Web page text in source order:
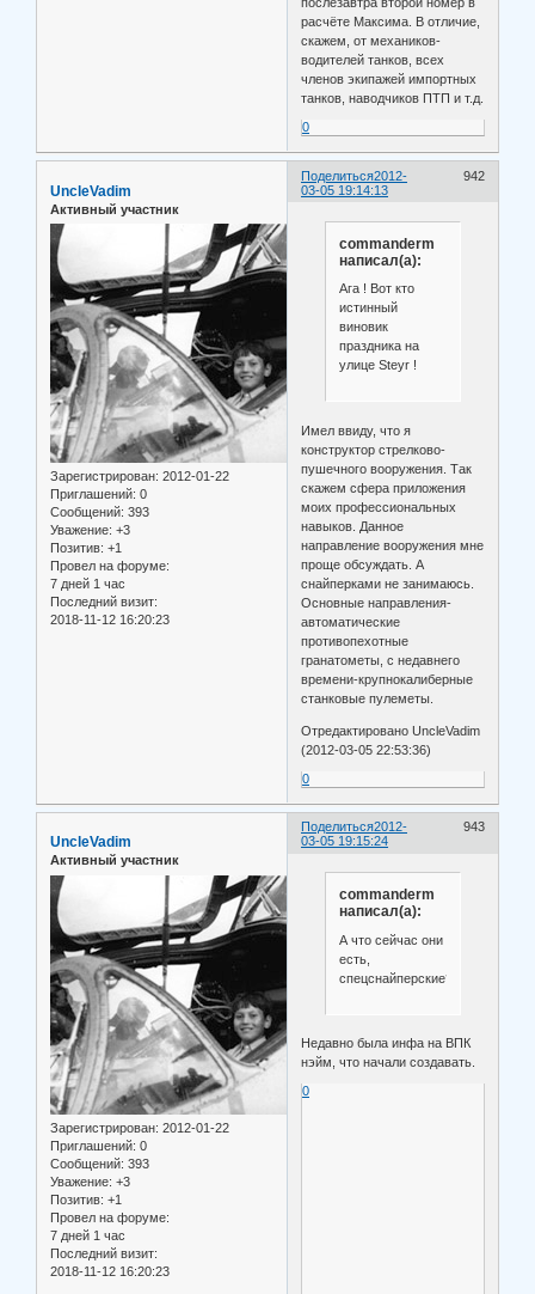
расчёте Максима. В отличие,
скажем, от механиков-
водителей танков, всех
членов экипажей импортных
танков, наводчиков ПТП и т.д.
0
Поделиться 942
2012-
03-05 19:14:13
UncleVadim
Активный участник
Зарегистрирован: 2012-01-22
Приглашений: 0
Сообщений: 393
Уважение: +3
Позитив: +1
Провел на форуме:
7 дней 1 час
Последний визит:
2018-11-12 16:20:23
commanderm
написал(а):
Ага ! Вот кто
истинный
виновик
праздника на
улице Steyr !
Имел ввиду, что я
конструктор стрелково-
пушечного вооружения. Так
скажем сфера приложения
моих профессиональных
навыков. Данное
направление вооружения мне
проще обсуждать. А
снайперками не занимаюсь.
Основные направления-
автоматические
противопехотные
гранатометы, с недавнего
времени-крупнокалиберные
станковые пулеметы.
Отредактировано UncleVadim
(2012-03-05 22:53:36)
0
Поделиться 943
2012-
03-05 19:15:24
UncleVadim
Активный участник
Зарегистрирован: 2012-01-22
Приглашений: 0
Сообщений: 393
Уважение: +3
Позитив: +1
Провел на форуме:
7 дней 1 час
Последний визит:
2018-11-12 16:20:23
commanderm
написал(а):
А что сейчас они
есть,
спецснайперские?
Недавно была инфа на ВПК
нэйм, что начали создавать.
0